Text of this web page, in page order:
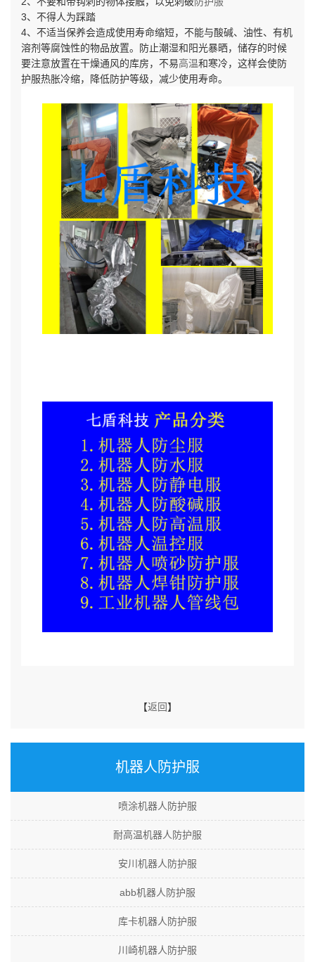
3、不得人为踩踏
4、不适当保养会造成使用寿命缩短，不能与酸碱、油性、有机
溶剂等腐蚀性的物品放置。防止潮湿和阳光暴晒，储存的时候
要注意放置在干燥通风的库房，不易高温和寒冷，这样会使防
护服热胀冷缩，降低防护等级，减少使用寿命。
【返回】
机器人防护服
喷涂机器人防护服
耐高温机器人防护服
安川机器人防护服
abb机器人防护服
库卡机器人防护服
川崎机器人防护服